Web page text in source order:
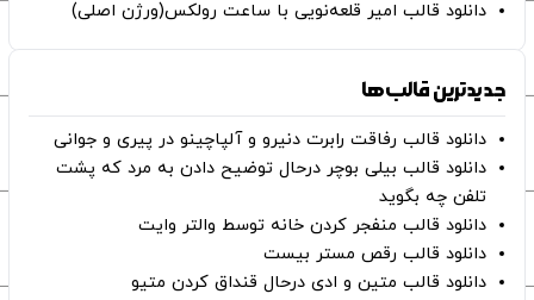
دانلود قالب امیر قلعه‌نویی با ساعت رولکس(ورژن اصلی)
جدیدترین قالب‌ها
دانلود قالب رفاقت رابرت دنیرو و آلپاچینو در پیری و جوانی
دانلود قالب بیلی بوچر درحال توضیح دادن به مرد که پشت
تلفن چه بگوید
دانلود قالب منفجر کردن خانه توسط والتر وایت
دانلود قالب رقص مستر بیست
دانلود قالب متین و ادی درحال قنداق کردن متیو